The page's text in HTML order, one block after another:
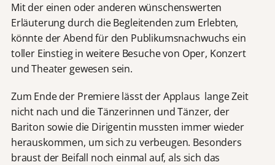
Mit der einen oder anderen wünschenswerten
Erläuterung durch die Begleitenden zum Erlebten,
könnte der Abend für den Publikumsnachwuchs ein
toller Einstieg in weitere Besuche von Oper, Konzert
und Theater gewesen sein.
Zum Ende der Premiere lässt der Applaus lange Zeit
nicht nach und die Tänzerinnen und Tänzer, der
Bariton sowie die Dirigentin mussten immer wieder
herauskommen, um sich zu verbeugen. Besonders
braust der Beifall noch einmal auf, als sich das